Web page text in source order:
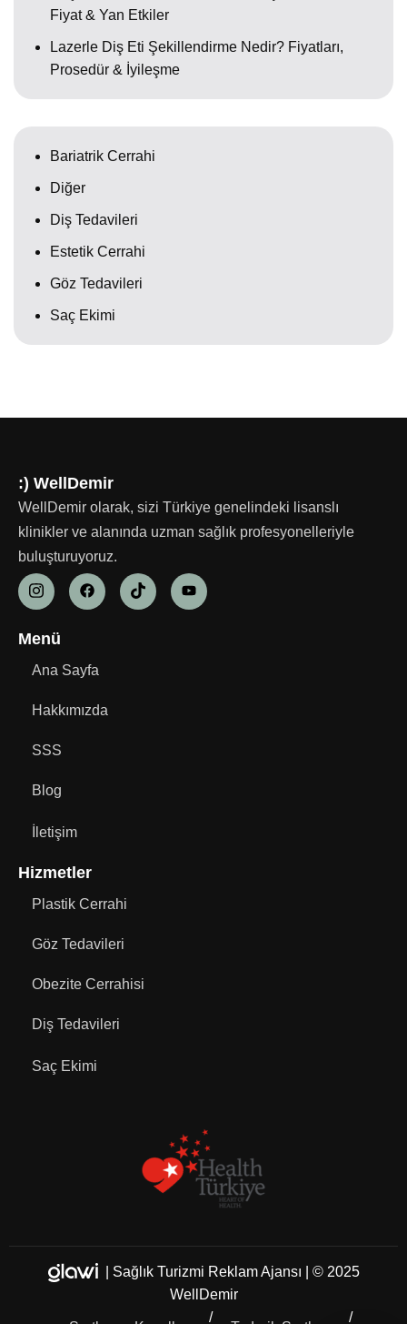
Fiyat & Yan Etkiler
Lazerle Diş Eti Şekillendirme Nedir? Fiyatları,
Prosedür & İyileşme
Bariatrik Cerrahi
Diğer
Diş Tedavileri
Estetik Cerrahi
Göz Tedavileri
Saç Ekimi
:) WellDemir
WellDemir olarak, sizi Türkiye genelindeki lisanslı
klinikler ve alanında uzman sağlık profesyonelleriyle
buluşturuyoruz.
Menü
Ana Sayfa
Hakkımızda
SSS
Blog
İletişim
Hizmetler
Plastik Cerrahi
Göz Tedavileri
Obezite Cerrahisi
Diş Tedavileri
Saç Ekimi
| Sağlık Turizmi Reklam Ajansı
| © 2025
WellDemir